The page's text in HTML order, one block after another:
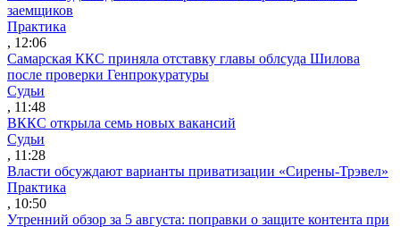
заемщиков
Практика
, 12:06
Самарская ККС приняла отставку главы облсуда Шилова
после проверки Генпрокуратуры
Судьи
, 11:48
ВККС открыла семь новых вакансий
Судьи
, 11:28
Власти обсуждают варианты приватизации «Сирены-Трэвел»
Практика
, 10:50
Утренний обзор за 5 августа: поправки о защите контента при